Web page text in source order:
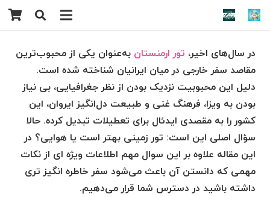
در سال‌های اخیر، تور ارمنستان به‌عنوان یکی از محبوب‌ترین
مقاصد سفر خارجی در میان ایرانیان شناخته شده است.
دلیل این محبوبیت نزدیک بودن از نظر جغرافیایی، بی نیاز
بودن به ویزا، فرهنگ غنی و طبیعت دل‌انگیز ایروان، این
کشور را به مقصدی ایدئال برای تعطیلات تبدیل کرده. حالا
سؤال اصلی این است: تور زمینی بهتر است یا هوایی؟ در
این مقاله علاوه بر این سوال مهم اطلاعات ویژه ای از نکات
مهمی که دانستن آن باعث می‌شود سفر خاطره انگیز تری
داشته باشید در دسترس شما قرار می‌دهیم.